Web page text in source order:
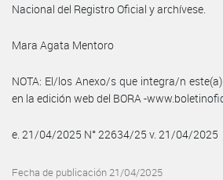
Nacional del Registro Oficial y archívese.
Mara Agata Mentoro
NOTA: El/los Anexo/s que integra/n
en la edición web del BORA -
e. 21/04/2025 N° 22634/25 v. 21/04/2025
Fecha de publicación 21/04/2025